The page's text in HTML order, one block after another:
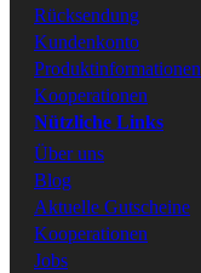
Rücksendung
Kundenkonto
Produktinformationen
Kooperationen
Nützliche Links
Über uns
Blog
Aktuelle Gutscheine
Kooperationen
Jobs